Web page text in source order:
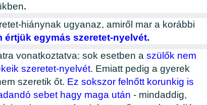
.
hiánynak ugyanaz, amiről mar a korábbi
értjük egymás szeretet-nyelvét.
vonatkoztatva: sok esetben a szülők nem
szeretet-nyelvét. Emiatt pedig a gyerek
szeretik őt. Ez sokszor felnőtt korunkig is
sebet hagy maga után - mindaddig,